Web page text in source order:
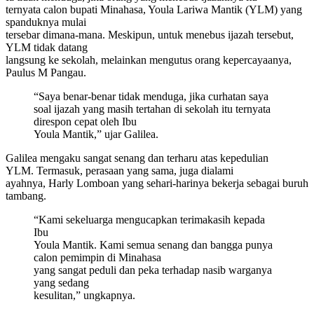
ternyata calon bupati Minahasa, Youla Lariwa Mantik (YLM) yang
spanduknya mulai
tersebar dimana-mana. Meskipun, untuk menebus ijazah tersebut,
YLM tidak datang
langsung ke sekolah, melainkan mengutus orang kepercayaanya,
Paulus M Pangau.
“Saya benar-benar tidak menduga, jika curhatan saya
soal ijazah yang masih tertahan di sekolah itu ternyata
direspon cepat oleh Ibu
Youla Mantik,” ujar Galilea.
Galilea mengaku sangat senang dan terharu atas kepedulian
YLM. Termasuk, perasaan yang sama, juga dialami
ayahnya, Harly Lomboan yang sehari-harinya bekerja sebagai buruh
tambang.
“Kami sekeluarga mengucapkan terimakasih kepada
Ibu
Youla Mantik. Kami semua senang dan bangga punya
calon pemimpin di Minahasa
yang sangat peduli dan peka terhadap nasib warganya
yang sedang
kesulitan,” ungkapnya.